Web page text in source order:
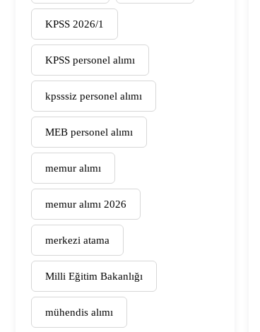
KPSS 2026/1
KPSS personel alımı
kpsssiz personel alımı
MEB personel alımı
memur alımı
memur alımı 2026
merkezi atama
Milli Eğitim Bakanlığı
mühendis alımı